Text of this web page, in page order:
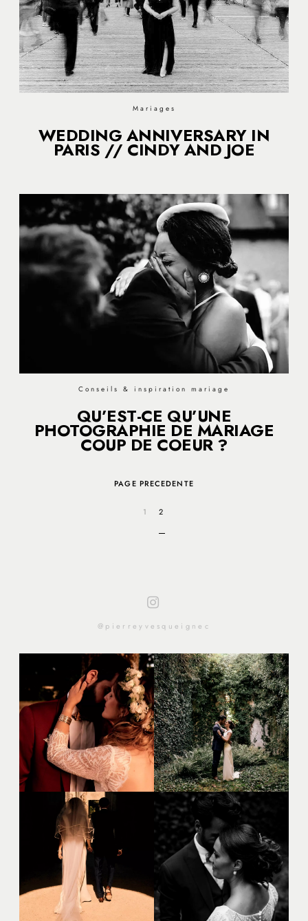
Mariages
WEDDING ANNIVERSARY IN
PARIS // CINDY AND JOE
Conseils & inspiration mariage
QU’EST-CE QU’UNE
PHOTOGRAPHIE DE MARIAGE
COUP DE COEUR ?
PAGE PRECEDENTE
1 2
@pierreyvesqueignec